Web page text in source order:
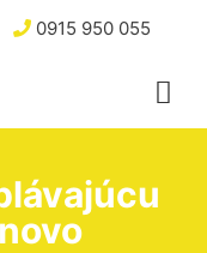
0915 950 055